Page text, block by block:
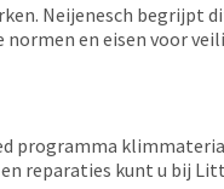
Neijenesch
en eisen voor
programma
reparaties kunt u bij